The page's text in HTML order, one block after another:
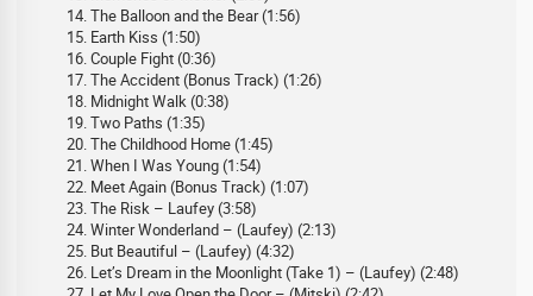
14. The Balloon and the Bear (1:56)
15. Earth Kiss (1:50)
16. Couple Fight (0:36)
17. The Accident (Bonus Track) (1:26)
18. Midnight Walk (0:38)
19. Two Paths (1:35)
20. The Childhood Home (1:45)
21. When I Was Young (1:54)
22. Meet Again (Bonus Track) (1:07)
23. The Risk – Laufey (3:58)
24. Winter Wonderland – (Laufey) (2:13)
25. But Beautiful – (Laufey) (4:32)
26. Let’s Dream in the Moonlight (Take 1) – (Laufey) (2:48)